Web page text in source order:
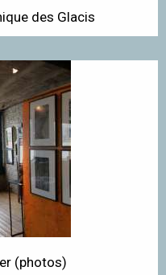
des Glacis
(photos)